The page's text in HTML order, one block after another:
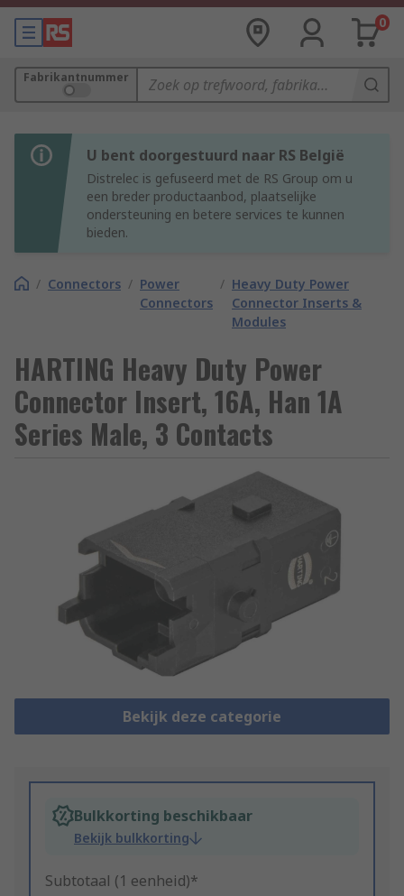
0
Fabrikantnummer
U bent doorgestuurd naar RS België
Distrelec is gefuseerd met de RS Group om u
een breder productaanbod, plaatselijke
ondersteuning en betere services te kunnen
bieden.
/ Connectors / Power
Connectors
/ Heavy Duty Power
Connector Inserts &
Modules
HARTING Heavy Duty Power
Connector Insert, 16A, Han 1A
Series Male, 3 Contacts
Bekijk deze categorie
Bulkkorting beschikbaar
Bekijk bulkkorting
Subtotaal (1 eenheid)*